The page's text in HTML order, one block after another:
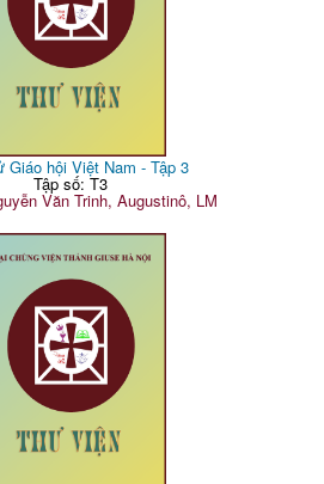
Giáo hội Việt Nam - Tập 3
Tập số: T3
Văn Trinh, Augustinô, LM